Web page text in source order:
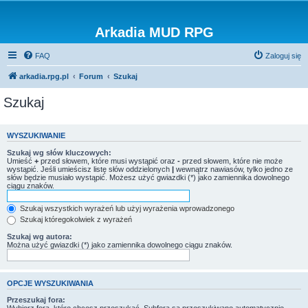
Arkadia MUD RPG
FAQ Zaloguj się
arkadia.rpg.pl Forum Szukaj
Szukaj
WYSZUKIWANIE
Szukaj wg słów kluczowych:
Umieść + przed słowem, które musi wystąpić oraz - przed słowem, które nie może
wystąpić. Jeśli umieścisz listę słów oddzielonych | wewnątrz nawiasów, tylko jedno ze
słów będzie musiało wystąpić. Możesz użyć gwiazdki (*) jako zamiennika dowolnego
ciągu znaków.
Szukaj wszystkich wyrażeń lub użyj wyrażenia wprowadzonego
Szukaj któregokolwiek z wyrażeń
Szukaj wg autora:
Można użyć gwiazdki (*) jako zamiennika dowolnego ciągu znaków.
OPCJE WYSZUKIWANIA
Przeszukaj fora: